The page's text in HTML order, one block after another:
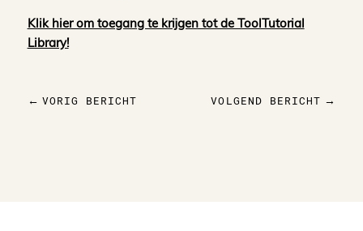
Klik hier om toegang te krijgen tot de ToolTutorial
Library!
← VORIG BERICHT VOLGEND BERICHT →